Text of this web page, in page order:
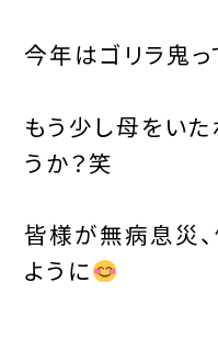
今年はゴリラ鬼
もう少し母をいた
うか？笑
皆様が無病息災
ように